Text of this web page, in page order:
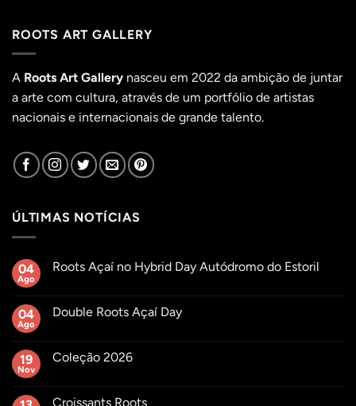
ROOTS ART GALLERY
A Roots Art Gallery nasceu em 2022 da ambição de juntar
a arte com cultura, através de um portfólio de artistas
nacionais e internacionais de grande talento.
ÚLTIMAS NOTÍCIAS
04
Ago
Roots Açaí no Hybrid Day Autódromo do Estoril
Roots
Day
Autódromo
04
Ago
Double Roots Açaí Day
Double
19
Nov
Coleção 2026
Coleção
Croissants Roots